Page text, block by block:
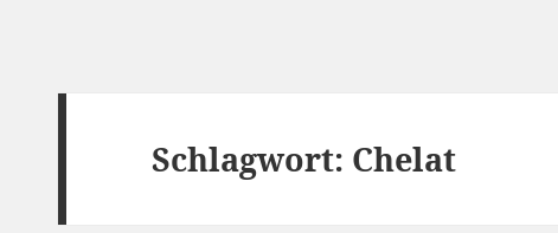
Schlagwort: Chelat